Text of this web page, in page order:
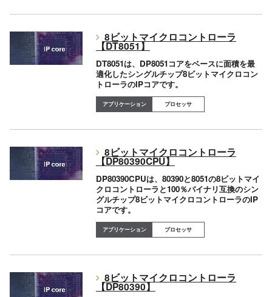
8ビットマイクロコントローラ
【DT8051】
DT8051は、DP8051コアをベースに面積を最
適化したシングルチップ8ビットマイクロコン
トローラのIPコアです。
プロセッサ
8ビットマイクロコントローラ
【DP80390CPU】
DP80390CPUは、80390と8051の8ビットマイ
クロコントローラと100％バイナリ互換のシン
グルチップ8ビットマイクロコントローラのIP
コアです。
プロセッサ
8ビットマイクロコントローラ
【DP80390】